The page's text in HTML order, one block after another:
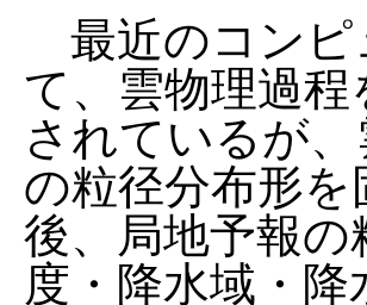
最近のコンピ
て、雲物理過
されているが
の粒径分布形
後、局地予報
度・降水域・